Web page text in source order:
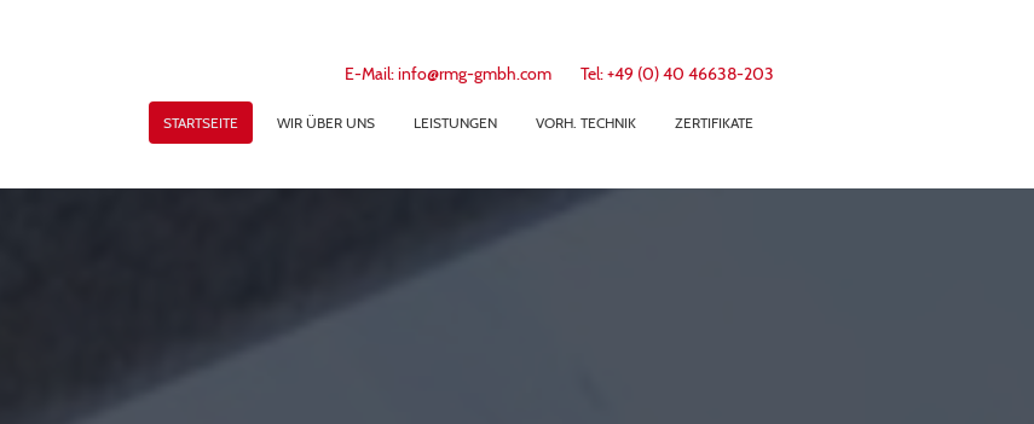
E-Mail: info@rmg-gmbh.com Tel: +49 (0) 40 46638-203
STARTSEITE WIR ÜBER UNS LEISTUNGEN VORH. TECHNIK ZERTIFIKATE